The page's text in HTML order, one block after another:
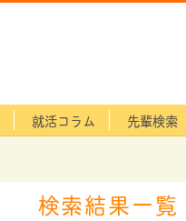
就活コラム 先輩検索
検索結果一覧